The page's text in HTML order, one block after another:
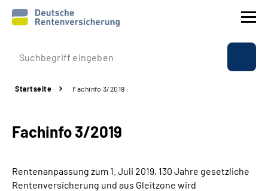
Prävention
Rente
Beratung & Kontakt
Startseite Fachinfo 3/2019
Fachinfo 3/2019
Rentenanpassung zum 1. Juli 2019, 130 Jahre gesetzliche
Rentenversicherung und aus Gleitzone wird